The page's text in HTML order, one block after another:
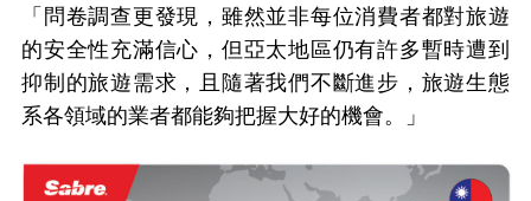
「問卷調查更發現，雖然並非每位消費者都對旅遊
的安全性充滿信心，但亞太地區仍有許多暫時遭到
抑制的旅遊需求，且隨著我們不斷進步，旅遊生態
系各領域的業者都能夠把握大好的機會。」